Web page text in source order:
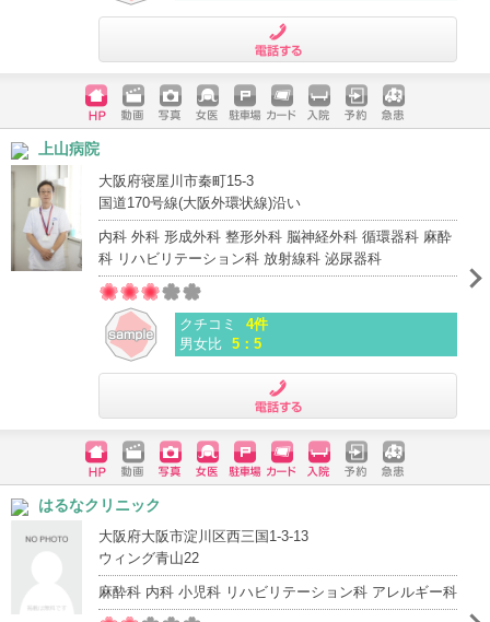
ホームペ
ージ
動画 写真 女医 駐車場
クレジッ
入院 予約 急患
上山病院
大阪府寝屋川市秦町15-3
国道170号線(大阪外環状線)沿い
内科 外科 形成外科 整形外科 脳神経外科 循環器科 麻酔
科 リハビリテーション科 放射線科 泌尿器科
クチコミ
4件
男女比 5：5
ホームペ
ージ
動画 写真 女医 駐車場
クレジッ
入院 予約 急患
はるなクリニック
大阪府大阪市淀川区西三国1-3-13
ウィング青山22
麻酔科 内科 小児科 リハビリテーション科 アレルギー科